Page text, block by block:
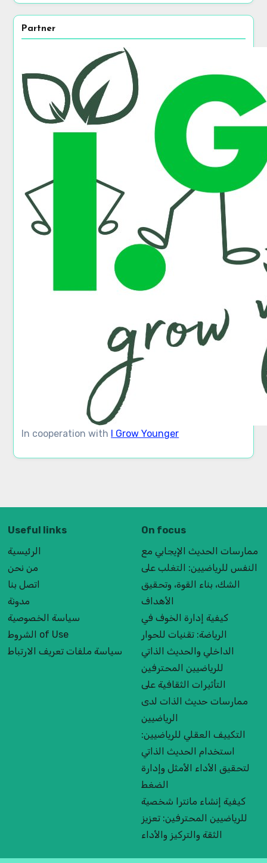
Partner
In cooperation with I Grow Younger
Useful links
الرئيسية
من نحن
اتصل بنا
مدونة
سياسة الخصوصية
الشروط of Use
سياسة ملفات تعريف الارتباط
On focus
ممارسات الحديث الإيجابي مع
النفس للرياضيين: التغلب على
الشك، بناء القوة، وتحقيق
الأهداف
كيفية إدارة الخوف في
الرياضة: تقنيات للحوار
الداخلي والحديث الذاتي
للرياضيين المحترفين
التأثيرات الثقافية على
ممارسات حديث الذات لدى
الرياضيين
التكييف العقلي للرياضيين:
استخدام الحديث الذاتي
لتحقيق الأداء الأمثل وإدارة
الضغط
كيفية إنشاء مانترا شخصية
للرياضيين المحترفين: تعزيز
الثقة والتركيز والأداء